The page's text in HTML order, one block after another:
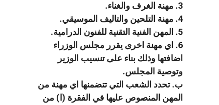
3. مهنة الغرف والغناء.
4. مهنة التلحين والتاليف الموسيقي.
5. المهن الفنية التقنية للفنون الدرامية.
6. اي مهنة اخرى يقرر مجلس الوزراء
اضافتها وذلك بناء على تنسيب الوزير
وتوصية المجلس.
ب. تحدد الشعب التي تتضمنها اي مهنة من
المهن المنصوص عليها في الفقرة (ا) من